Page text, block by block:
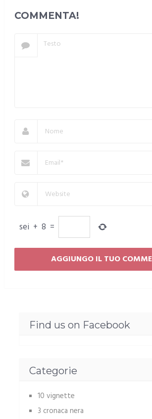
COMMENTA!
sei + 8 =
Find us on Facebook
Categorie
10 vignette
3 cronaca nera